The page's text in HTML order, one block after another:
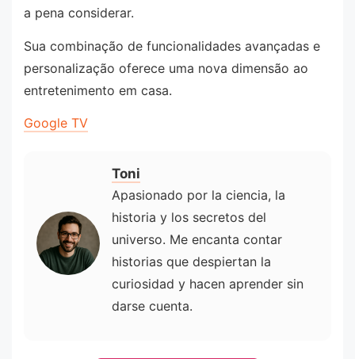
a pena considerar.
Sua combinação de funcionalidades avançadas e
personalização oferece uma nova dimensão ao
entretenimento em casa.
Google TV
Toni
Apasionado por la ciencia, la
historia y los secretos del
universo. Me encanta contar
historias que despiertan la
curiosidad y hacen aprender sin
darse cuenta.